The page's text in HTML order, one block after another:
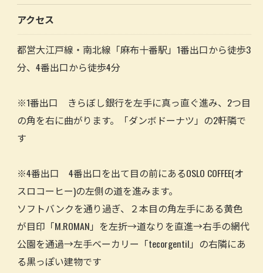
アクセス
都営大江戸線・南北線「麻布十番駅」1番出口から徒歩3
分、4番出口から徒歩4分
※1番出口 きらぼし銀行を左手に真っ直ぐ進み、2つ目
の角を右に曲がります。「ダンボドーナツ」の2軒隣で
す
※4番出口 4番出口を出て目の前にあるOSLO COFFEE(オ
スロコーヒー)の左側の道を進みます。
ソフトバンクを通り過ぎ、２本目の角左手にある黄色
が目印「M.ROMAN」を左折→道なりを直進→右手の網代
公園を通過→左手ベーカリー「tecorgentil」の右隣にあ
る黒っぽい建物です